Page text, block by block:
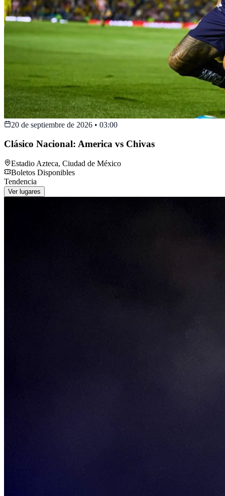
20 de septiembre de 2026 • 03:00
Clásico Nacional: America vs Chivas
Estadio Azteca, Ciudad de México
Boletos Disponibles
Tendencia
Ver lugares